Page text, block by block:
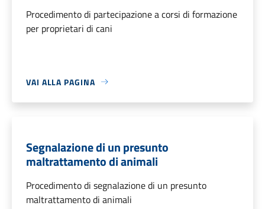
Procedimento di partecipazione a corsi di formazione
per proprietari di cani
VAI ALLA PAGINA
Segnalazione di un presunto
maltrattamento di animali
Procedimento di segnalazione di un presunto
maltrattamento di animali